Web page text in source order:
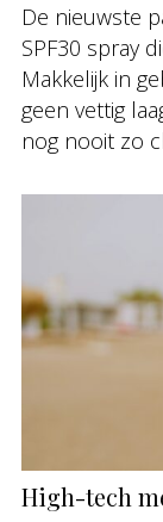
De nieuwste
SPF30 spray
Makkelijk in
geen vettig
nog nooit zo
High-tech